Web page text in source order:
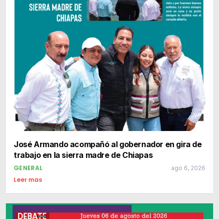
José Armando acompañó al gobernador en gira de
trabajo en la sierra madre de Chiapas
GENERAL ago 6, 2026
Leer mas